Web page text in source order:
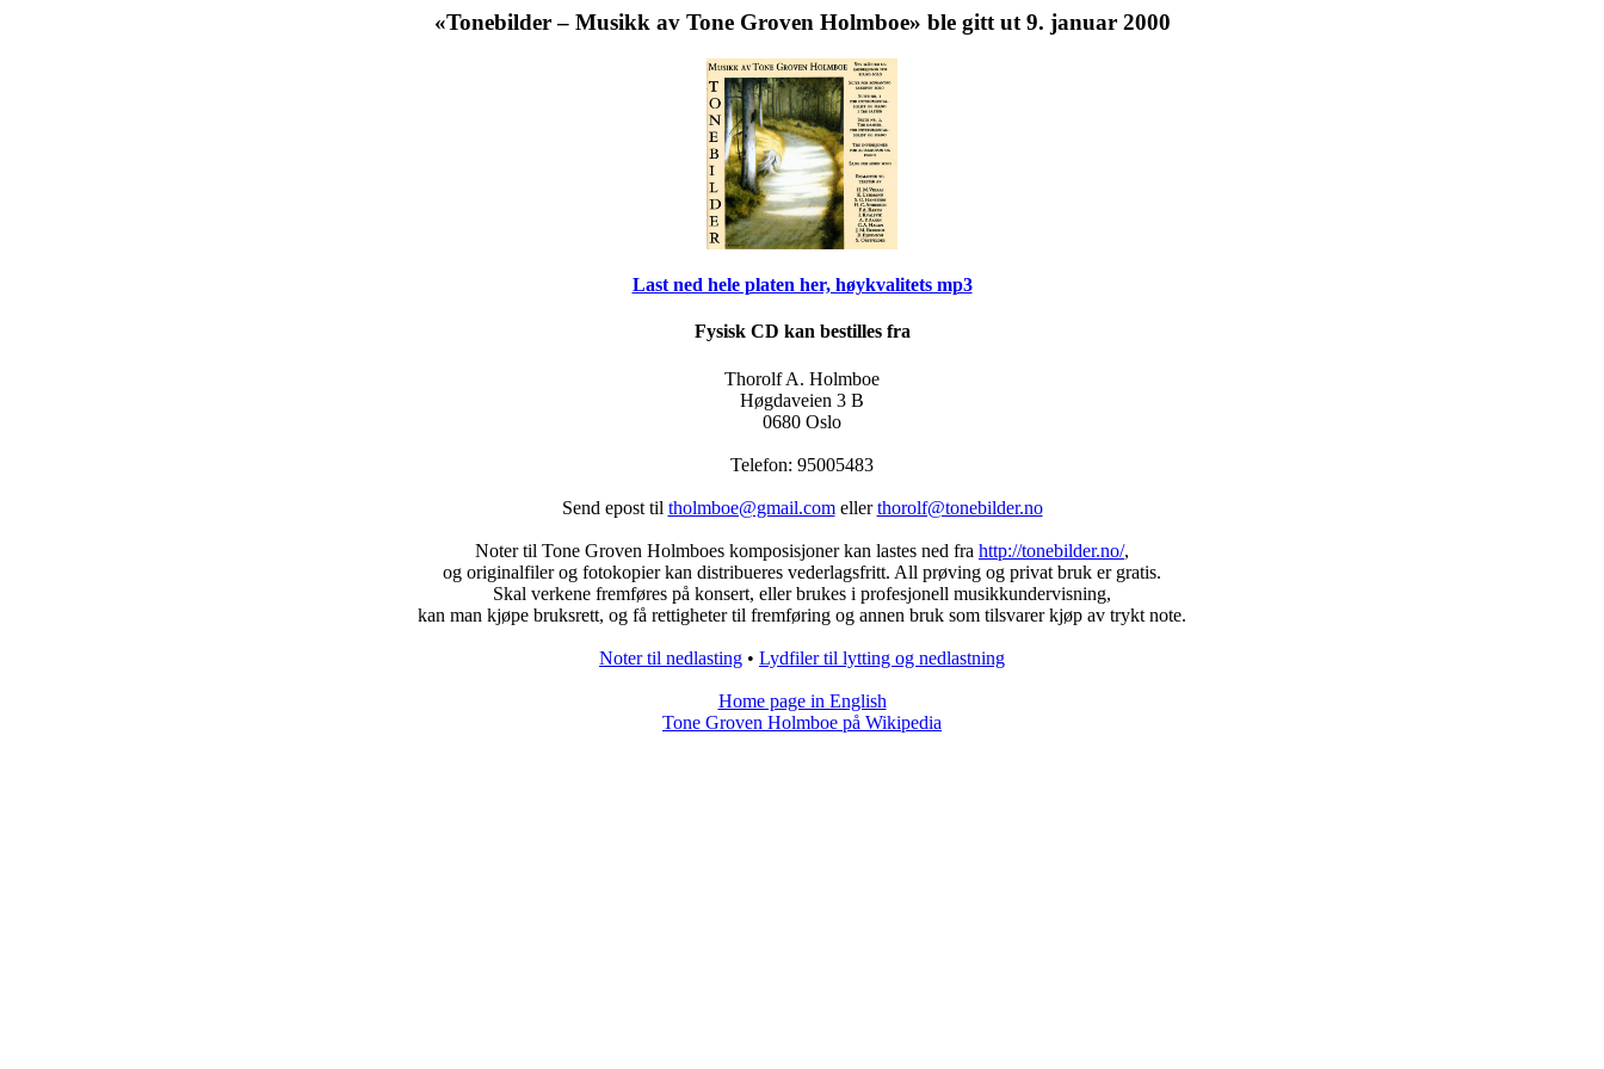
«Tonebilder – Musikk av Tone Groven Holmboe» ble gitt ut 9. januar 2000
Last ned hele platen her, høykvalitets mp3
Fysisk CD kan bestilles fra
Thorolf A. Holmboe
Høgdaveien 3 B
0680 Oslo
Telefon: 95005483
Send epost til tholmboe@gmail.comellerthorolf@tonebilder.no
Noter til Tone Groven Holmboes komposisjoner kan lastes ned fra http://tonebilder.no/,
og originalfiler og fotokopier kan distribueres vederlagsfritt. All prøving og privat bruk er gratis.
Skal verkene fremføres på konsert, eller brukes i profesjonell musikkundervisning,
kan man kjøpe bruksrett, og få rettigheter til fremføring og annen bruk som tilsvarer kjøp av trykt note.
Noter til nedlasting • Lydfiler til lytting og nedlastning
Home page in English
Tone Groven Holmboe på Wikipedia